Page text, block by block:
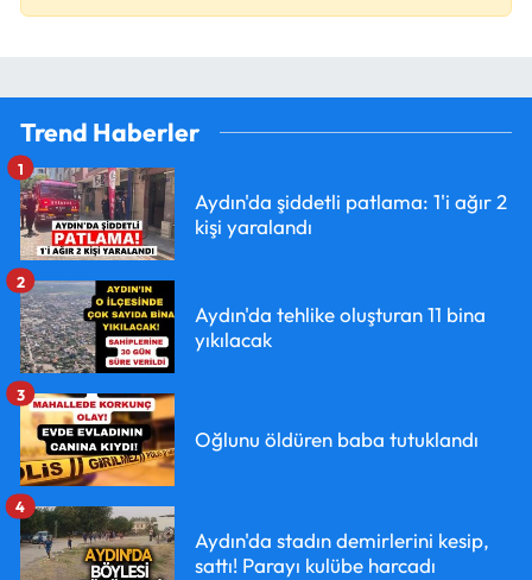
Trend Haberler
Aydın'da şiddetli patlama: 1'i ağır 2
kişi yaralandı
1
Aydın'da tehlike oluşturan 11 bina
yıkılacak
2
Oğlunu öldüren baba tutuklandı
3
Aydın'da stadın demirlerini kesip,
sattı! Parayı kulübe harcadı
4